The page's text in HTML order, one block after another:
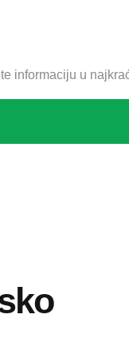
informaciju u